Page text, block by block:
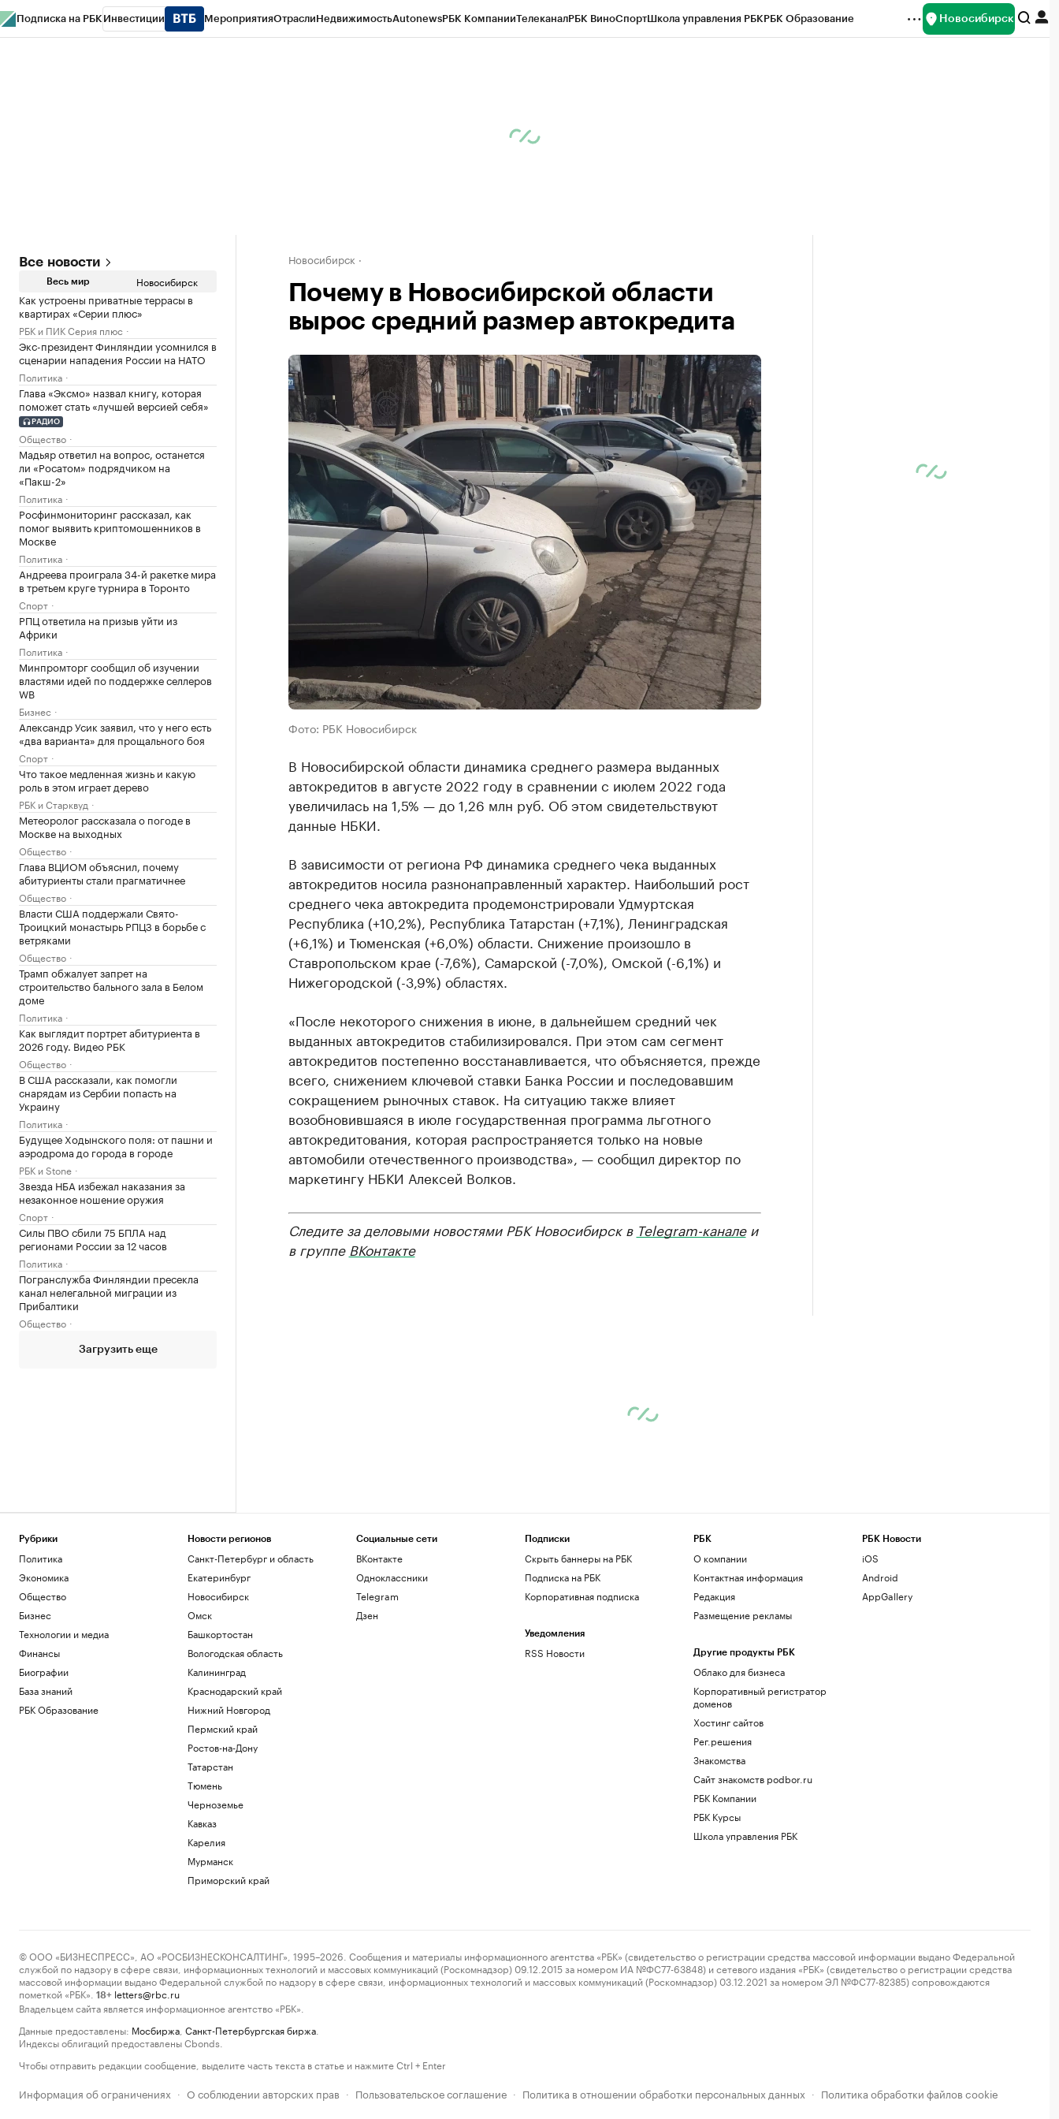
Подписка на РБК Инвестиции МероприятияОтраслиНедвижимостьAutonewsРБК КомпанииТелеканалРБК ВиноСпортШкола управления РБКРБК Образование Новосибирск
Все новости
Весь мир Новосибирск
Как устроены приватные террасы в
квартирах «Серии плюс»
РБК и ПИК Серия плюс
Экс-президент Финляндии усомнился в
сценарии нападения России на НАТО
Политика
Глава «Эксмо» назвал книгу, которая
поможет стать «лучшей версией себя»
РАДИО
Общество
Мадьяр ответил на вопрос, останется
ли «Росатом» подрядчиком на
«Пакш-2»
Политика
Росфинмониторинг рассказал, как
помог выявить криптомошенников в
Москве
Политика
Андреева проиграла 34-й ракетке мира
в третьем круге турнира в Торонто
Спорт
РПЦ ответила на призыв уйти из
Африки
Политика
Минпромторг сообщил об изучении
властями идей по поддержке селлеров
WB
Бизнес
Александр Усик заявил, что у него есть
«два варианта» для прощального боя
Спорт
Что такое медленная жизнь и какую
роль в этом играет дерево
РБК и Старквуд
Метеоролог рассказала о погоде в
Москве на выходных
Общество
Глава ВЦИОМ объяснил, почему
абитуриенты стали прагматичнее
Общество
Власти США поддержали Свято-
Троицкий монастырь РПЦЗ в борьбе с
ветряками
Общество
Трамп обжалует запрет на
строительство бального зала в Белом
доме
Политика
Как выглядит портрет абитуриента в
2026 году. Видео РБК
Общество
В США рассказали, как помогли
снарядам из Сербии попасть на
Украину
Политика
Будущее Ходынского поля: от пашни и
аэродрома до города в городе
РБК и Stone
Звезда НБА избежал наказания за
незаконное ношение оружия
Спорт
Силы ПВО сбили 75 БПЛА над
регионами России за 12 часов
Политика
Погранслужба Финляндии пресекла
канал нелегальной миграции из
Прибалтики
Общество
Загрузить еще
Новосибирск
Почему в Новосибирской области
вырос средний размер автокредита
Фото: РБК Новосибирск
В Новосибирской области динамика среднего размера выданных
автокредитов в августе 2022 году в сравнении с июлем 2022 года
увеличилась на 1,5% — до 1,26 млн руб. Об этом свидетельствуют
данные НБКИ.
В зависимости от региона РФ динамика среднего чека выданных
автокредитов носила разнонаправленный характер. Наибольший рост
среднего чека автокредита продемонстрировали Удмуртская
Республика (+10,2%), Республика Татарстан (+7,1%), Ленинградская
(+6,1%) и Тюменская (+6,0%) области. Снижение произошло в
Ставропольском крае (-7,6%), Самарской (-7,0%), Омской (-6,1%) и
Нижегородской (-3,9%) областях.
«После некоторого снижения в июне, в дальнейшем средний чек
выданных автокредитов стабилизировался. При этом сам сегмент
автокредитов постепенно восстанавливается, что объясняется, прежде
всего, снижением ключевой ставки Банка России и последовавшим
сокращением рыночных ставок. На ситуацию также влияет
возобновившаяся в июле государственная программа льготного
автокредитования, которая распространяется только на новые
автомобили отечественного производства», — сообщил директор по
маркетингу НБКИ Алексей Волков.
Следите за деловыми новостями РБК Новосибирск в Telegram-каналеи
в группе ВКонтакте
Рубрики
Политика
Экономика
Общество
Бизнес
Технологии и медиа
Финансы
Биографии
База знаний
РБК Образование
Новости регионов
Санкт-Петербург и область
Екатеринбург
Новосибирск
Омск
Башкортостан
Вологодская область
Калининград
Краснодарский край
Нижний Новгород
Пермский край
Ростов-на-Дону
Татарстан
Тюмень
Черноземье
Кавказ
Карелия
Мурманск
Приморский край
Социальные сети
ВКонтакте
Одноклассники
Telegram
Дзен
Подписки
Скрыть баннеры на РБК
Подписка на РБК
Корпоративная подписка
Уведомления
RSS Новости
РБК
О компании
Контактная информация
Редакция
Размещение рекламы
Другие продукты РБК
Облако для бизнеса
Корпоративный регистратор
доменов
Хостинг сайтов
Рег.решения
Знакомства
Сайт знакомств podbor.ru
РБК Компании
РБК Курсы
Школа управления РБК
РБК Новости
iOS
Android
AppGallery
© ООО «БИЗНЕСПРЕСС», АО «РОСБИЗНЕСКОНСАЛТИНГ», 1995–2026. Сообщения и материалы информационного агентства «РБК» (свидетельство о регистрации средства массовой информации выдано Федеральной
службой по надзору в сфере связи, информационных технологий и массовых коммуникаций (Роскомнадзор) 09.12.2015 за номером ИА №ФС77-63848) и сетевого издания «РБК» (свидетельство о регистрации средства
массовой информации выдано Федеральной службой по надзору в сфере связи, информационных технологий и массовых коммуникаций (Роскомнадзор) 03.12.2021 за номером ЭЛ №ФС77-82385) сопровождаются
пометкой «РБК».
18+ letters@rbc.ru
Владельцем сайта является информационное агентство «РБК».
Данные предоставлены: Мосбиржа Санкт-Петербургская биржа
Индексы облигаций предоставлены Cbonds.
Чтобы отправить редакции сообщение, выделите часть текста в статье и нажмите Ctrl + Enter
Информация об ограничениях · О соблюдении авторских прав · Пользовательское соглашение · Политика в отношении обработки персональных данных · Политика обработки файлов cookie